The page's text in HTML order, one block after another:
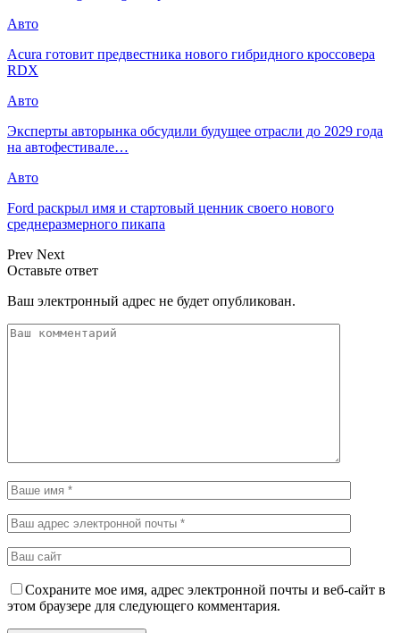
Авто
Acura готовит предвестника нового гибридного кроссовера
RDX
Авто
Эксперты авторынка обсудили будущее отрасли до 2029 года
на автофестивале…
Авто
Ford раскрыл имя и стартовый ценник своего нового
среднеразмерного пикапа
Prev Next
Оставьте ответ
Ваш электронный адрес не будет опубликован.
Сохраните мое имя, адрес электронной почты и веб-сайт в
этом браузере для следующего комментария.